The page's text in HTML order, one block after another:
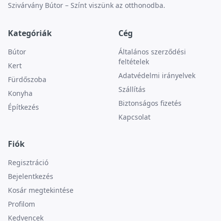
Szivárvány Bútor – Színt viszünk az otthonodba.
Kategóriák
Bútor
Kert
Fürdőszoba
Konyha
Építkezés
Cég
Általános szerződési
feltételek
Adatvédelmi irányelvek
Szállítás
Biztonságos fizetés
Kapcsolat
Fiók
Regisztráció
Bejelentkezés
Kosár megtekintése
Profilom
Kedvencek